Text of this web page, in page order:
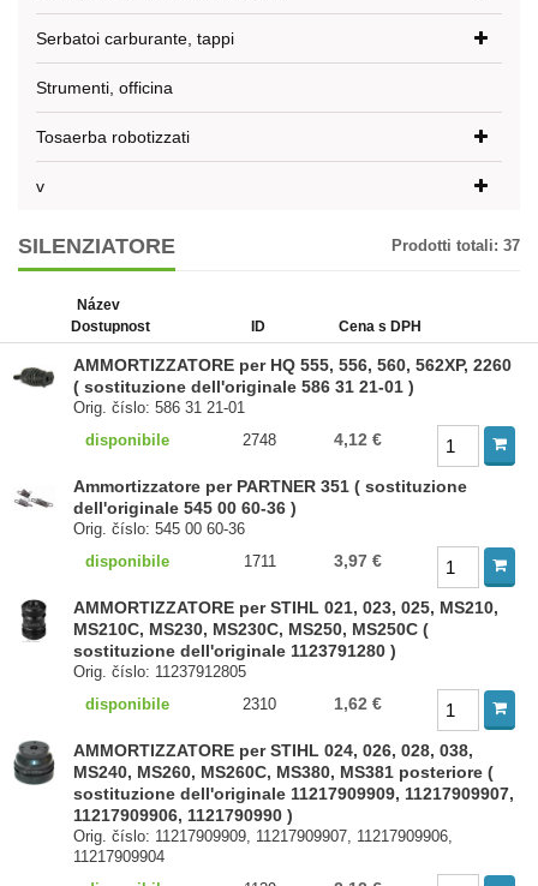
Serbatoi carburante, tappi
Strumenti, officina
Tosaerba robotizzati
v
SILENZIATORE Prodotti totali: 37
Název
Dostupnost
ID Cena s DPH
AMMORTIZZATORE per HQ 555, 556, 560, 562XP, 2260
( sostituzione dell'originale 586 31 21-01 )
Orig. číslo: 586 31 21-01
disponibile
2748 4,12 €
Ammortizzatore per PARTNER 351 ( sostituzione
dell'originale 545 00 60-36 )
Orig. číslo: 545 00 60-36
disponibile
1711 3,97 €
AMMORTIZZATORE per STIHL 021, 023, 025, MS210,
MS210C, MS230, MS230C, MS250, MS250C (
sostituzione dell'originale 1123791280 )
Orig. číslo: 11237912805
disponibile
2310 1,62 €
AMMORTIZZATORE per STIHL 024, 026, 028, 038,
MS240, MS260, MS260C, MS380, MS381 posteriore (
sostituzione dell'originale 11217909909, 11217909907,
11217909906, 1121790990 )
Orig. číslo: 11217909909, 11217909907, 11217909906,
11217909904